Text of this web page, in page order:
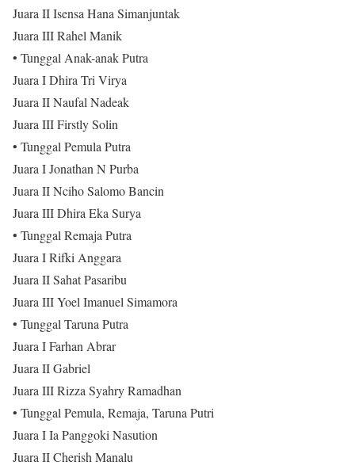
Juara II Isensa Hana Simanjuntak
Juara III Rahel Manik
• Tunggal Anak-anak Putra
Juara I Dhira Tri Virya
Juara II Naufal Nadeak
Juara III Firstly Solin
• Tunggal Pemula Putra
Juara I Jonathan N Purba
Juara II Nciho Salomo Bancin
Juara III Dhira Eka Surya
• Tunggal Remaja Putra
Juara I Rifki Anggara
Juara II Sahat Pasaribu
Juara III Yoel Imanuel Simamora
• Tunggal Taruna Putra
Juara I Farhan Abrar
Juara II Gabriel
Juara III Rizza Syahry Ramadhan
• Tunggal Pemula, Remaja, Taruna Putri
Juara I Ia Panggoki Nasution
Juara II Cherish Manalu